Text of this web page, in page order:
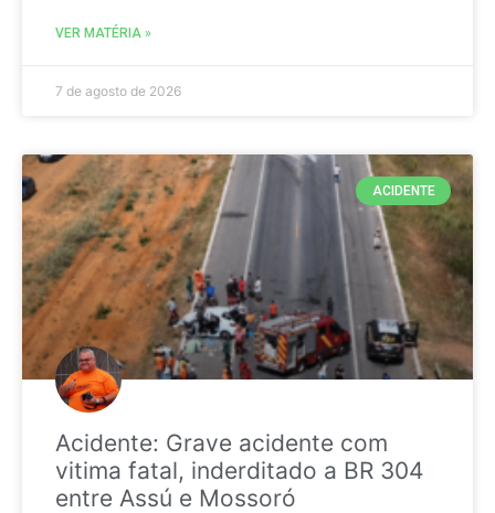
VER MATÉRIA »
7 de agosto de 2026
ACIDENTE
Acidente: Grave acidente com
vitima fatal, inderditado a BR 304
entre Assú e Mossoró